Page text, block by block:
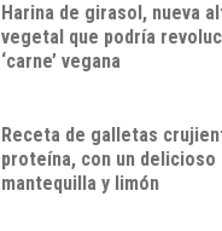
Harina de girasol, nueva
vegetal que podría
‘carne’ vegana
Receta de galletas
proteína, con un delicioso
mantequilla y limón